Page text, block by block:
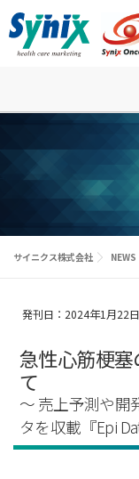
ス プロダクト＆サービス
ABOUT SYNIX
サイニクス株式会社 NEWS
発刊日：2024年1月22日
急性心筋梗
て
～ 売上予測や開
タを収載『Epi